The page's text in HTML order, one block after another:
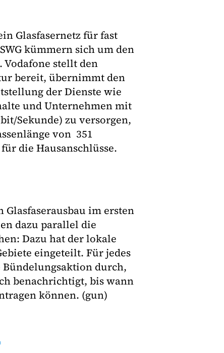
Glasfasernetz für fast
kümmern sich um den
Vodafone stellt den
bereit, übernimmt den
der Dienste wie
und Unternehmen mit
Sekunde) zu versorgen,
von 351
die Hausanschlüsse.
im ersten
dazu parallel die
Dazu hat der lokale
eingeteilt. Für jedes
Bündelungsaktion durch,
benachrichtigt, bis wann
können. (gun)